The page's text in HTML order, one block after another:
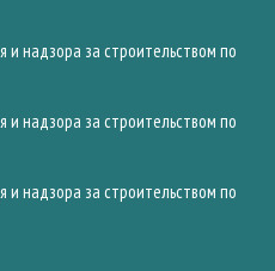
надзора за строительством по
надзора за строительством по
надзора за строительством по